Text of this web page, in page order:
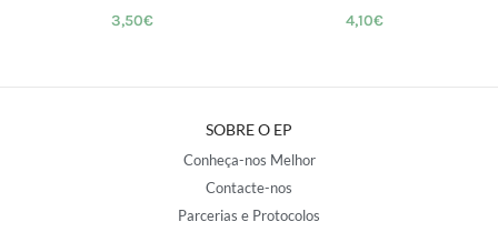
3,50€ 4,10€
SOBRE O EP
Conheça-nos Melhor
Contacte-nos
Parcerias e Protocolos